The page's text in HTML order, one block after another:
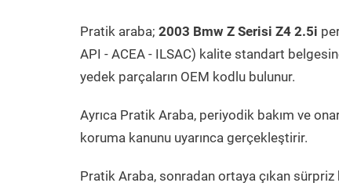
Pratik araba; 2003 Bmw Z Serisi Z4 2.5i
API - ACEA - ILSAC) kalite standart
yedek parçaların OEM kodlu bulunur.
Ayrıca Pratik Araba, periyodik bakım ve
koruma kanunu uyarınca gerçekleştirir.
Pratik Araba, sonradan ortaya çıkan sürpriz